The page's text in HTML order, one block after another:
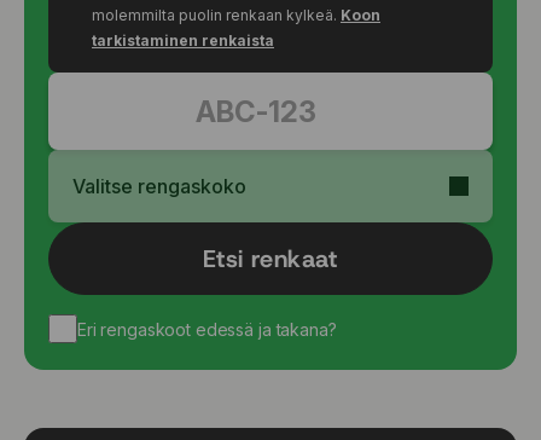
molemmilta puolin renkaan kylkeä. Koon
tarkistaminen renkaista
Valitse rengaskoko
Etsi renkaat
Eri rengaskoot edessä ja takana?